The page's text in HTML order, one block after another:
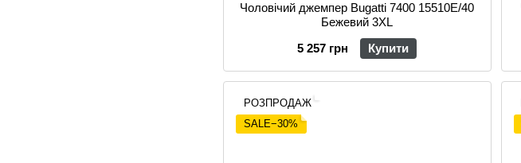
Чоловічий джемпер Bugatti 7400 15510E/40
Бежевий 3XL
5 257 грн
Купити
РОЗПРОДАЖ
SALE−30%